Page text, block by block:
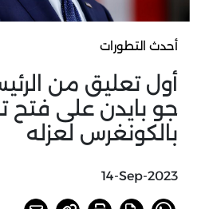
أحدث التطورات
أول تعليق من
جو بايدن على فتح
بالكونغرس لعزله
14-Sep-2023